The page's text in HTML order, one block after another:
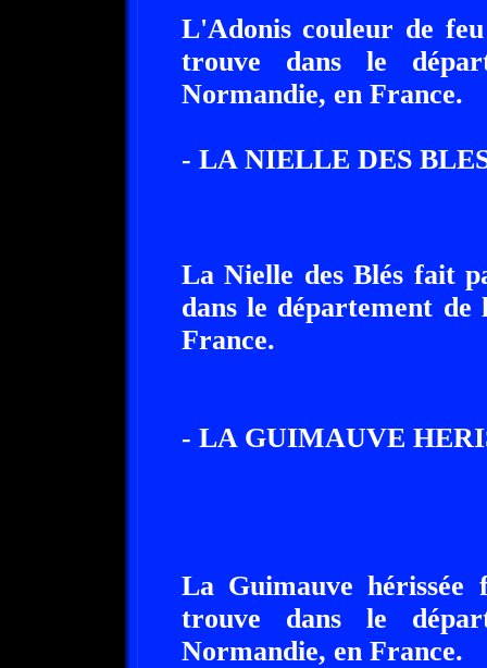
L'Adonis couleur de
trouve dans le
Normandie, en France.
- LA NIELLE DES
La Nielle des Blés fait
dans le département
France.
- LA GUIMAUVE
La Guimauve
trouve dans le
Normandie, en France.